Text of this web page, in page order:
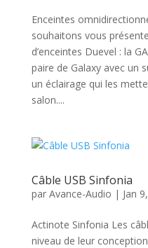
Enceintes
souhaitons vous
d’enceintes Duevel : la
paire de Galaxy avec un
un éclairage qui les
salon....
Câble USB Sinfonia
par Avance-Audio | Jan
Actinote Sinfonia Les
niveau de leur